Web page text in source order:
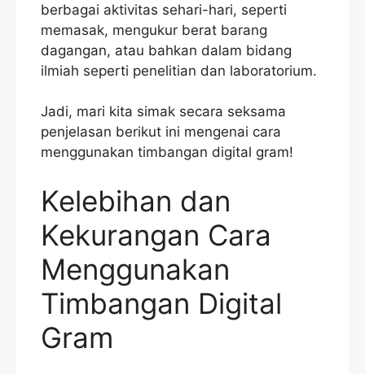
berbagai aktivitas sehari-hari, seperti
memasak, mengukur berat barang
dagangan, atau bahkan dalam bidang
ilmiah seperti penelitian dan laboratorium.
Jadi, mari kita simak secara seksama
penjelasan berikut ini mengenai cara
menggunakan timbangan digital gram!
Kelebihan dan
Kekurangan Cara
Menggunakan
Timbangan Digital
Gram